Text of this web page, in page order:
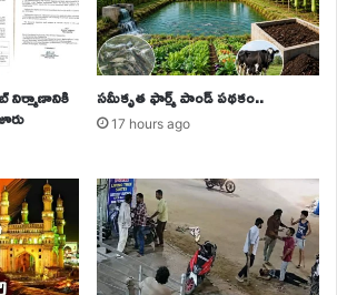
నిర్మాణానికి సమీకృత ఫార్మ్ పాండ్ పథకం..
17 hours ago